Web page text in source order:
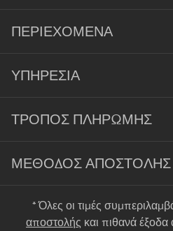
ΠΕΡΙΕΧΌΜΕΝΑ
ΥΠΗΡΕΣΊΑ
ΤΡΌΠΟΣ ΠΛΗΡΩΜΉΣ
ΜΈΘΟΔΟΣ ΑΠΟΣΤΟΛΉΣ
* Όλες οι τιμές
αποστολής και πιθανά